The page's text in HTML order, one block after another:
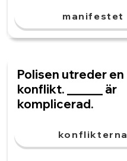
manifestet
Polisen utreder en
konflikt. ______ är
komplicerad.
konflikterna